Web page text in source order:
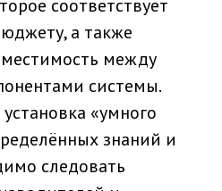
соответствует
а также
между
системы.
установка «умного
знаний и
следовать